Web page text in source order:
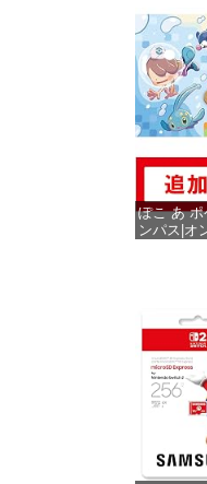
ぽこ あ
ンパス|オ